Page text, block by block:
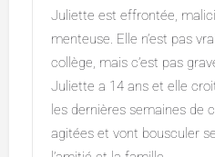
Juliette est effrontée,
menteuse. Elle n’est pas
collège, mais c’est pas
Juliette a 14 ans et elle
les dernières semaines de
agitées et vont bousculer